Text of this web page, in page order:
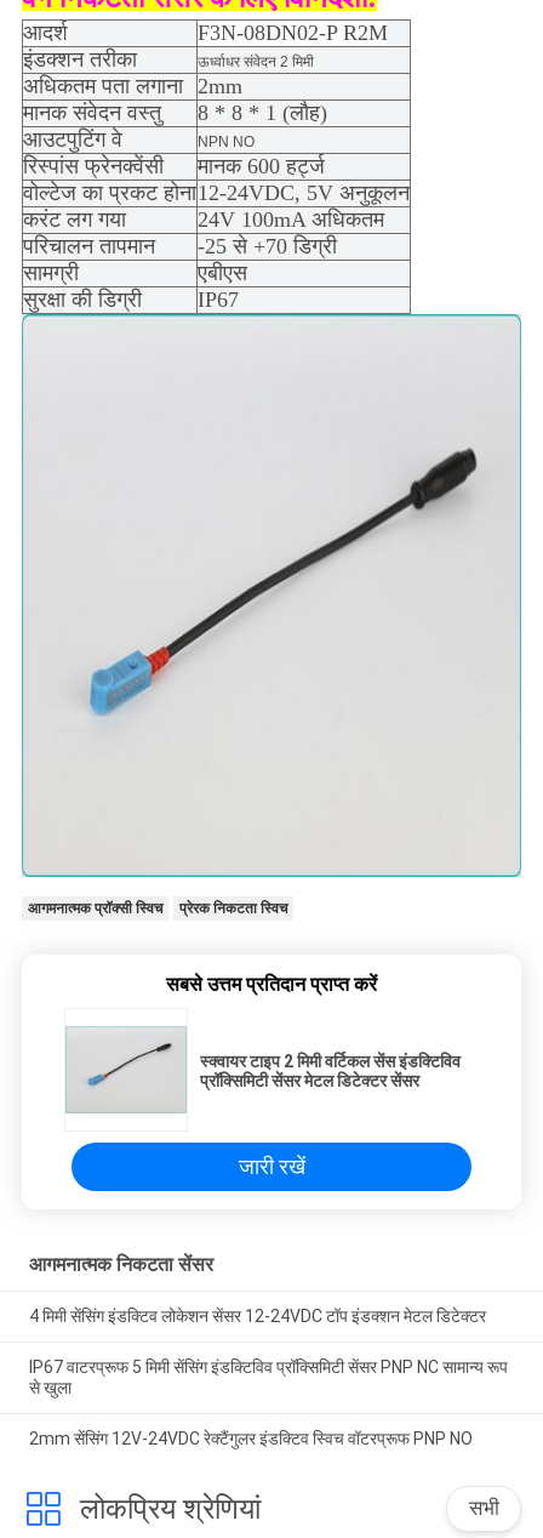
आदर्श
F3N-08DN02-P R2M
इंडक्शन तरीका
ऊर्ध्वाधर संवेदन 2 मिमी
अधिकतम पता लगाना
2mm
मानक संवेदन वस्तु
8 * 8 * 1 (लौह)
आउटपुटिंग वे
NPN NO
रिस्पांस फ्रेनक्वेंसी
मानक 600 हर्ट्ज
वोल्टेज का प्रकट होना12-24VDC, 5V अनुकूलन
करंट लग गया
24V 100mA अधिकतम
परिचालन तापमान
-25 से +70 डिग्री
सामग्री
एबीएस
सुरक्षा की डिग्री
IP67
आगमनात्मक प्रॉक्सी स्विच प्रेरक निकटता स्विच
सबसे उत्तम प्रतिदान प्राप्त करें
स्क्वायर टाइप 2 मिमी वर्टिकल सेंस इंडक्टिविव
प्रॉक्सिमिटी सेंसर मेटल डिटेक्टर सेंसर
जारी रखें
आगमनात्मक निकटता सेंसर
4 मिमी सेंसिंग इंडक्टिव लोकेशन सेंसर 12-24VDC टॉप इंडक्शन मेटल डिटेक्टर
IP67 वाटरप्रूफ 5 मिमी सेंसिंग इंडक्टिविव प्रॉक्सिमिटी सेंसर PNP NC सामान्य रूप
से खुला
2mm सेंसिंग 12V-24VDC रेक्टैंगुलर इंडक्टिव स्विच वॉटरप्रूफ PNP NO
लोकप्रिय श्रेणियां सभी